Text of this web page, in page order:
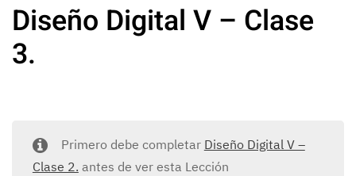
Diseño Digital V – Clase
3.
Primero debe completar Diseño Digital V –
Clase 2. antes de ver esta Lección